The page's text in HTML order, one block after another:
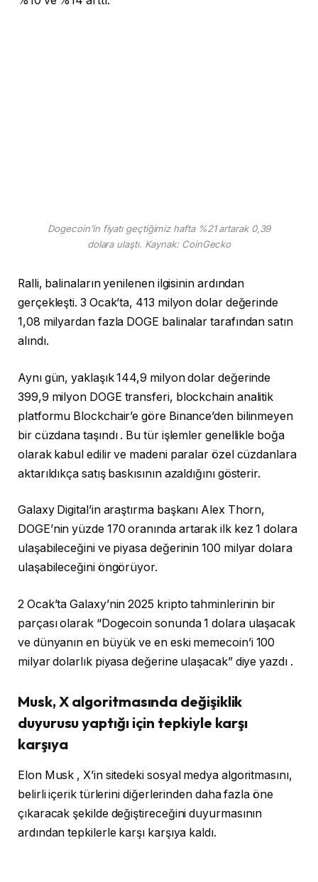
Dogecoin’in fiyatı geçtiğimiz hafta %21 artarak 0,39
dolara ulaştı. Kaynak: CoinGecko
Ralli, balinaların yenilenen ilgisinin ardından
gerçekleşti. 3 Ocak’ta, 413 milyon dolar değerinde
1,08 milyardan fazla DOGE balinalar tarafından satın
alındı.
Aynı gün, yaklaşık 144,9 milyon dolar değerinde
399,9 milyon DOGE transferi, blockchain analitik
platformu Blockchair’e göre Binance’den bilinmeyen
bir cüzdana taşındı . Bu tür işlemler genellikle boğa
olarak kabul edilir ve madeni paralar özel cüzdanlara
aktarıldıkça satış baskısının azaldığını gösterir.
Galaxy Digital’in araştırma başkanı Alex Thorn,
DOGE’nin yüzde 170 oranında artarak ilk kez 1 dolara
ulaşabileceğini ve piyasa değerinin 100 milyar dolara
ulaşabileceğini öngörüyor.
2 Ocak’ta Galaxy’nin 2025 kripto tahminlerinin bir
parçası olarak “Dogecoin sonunda 1 dolara ulaşacak
ve dünyanın en büyük ve en eski memecoin’i 100
milyar dolarlık piyasa değerine ulaşacak” diye yazdı .
Musk, X algoritmasında değişiklik
duyurusu yaptığı için tepkiyle karşı
karşıya
Elon Musk , X’in sitedeki sosyal medya algoritmasını,
belirli içerik türlerini diğerlerinden daha fazla öne
çıkaracak şekilde değiştireceğini duyurmasının
ardından tepkilerle karşı karşıya kaldı.